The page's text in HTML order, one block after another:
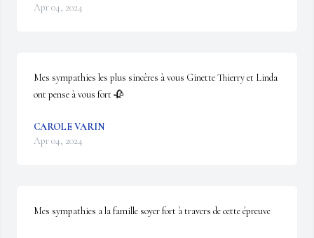
Apr 04, 2024
Mes sympathies les plus sincères à vous Ginette Thierry et Linda
ont pense à vous fort 🥀
CAROLE VARIN
Apr 04, 2024
Mes sympathies a la famille soyer fort à travers de cette épreuve